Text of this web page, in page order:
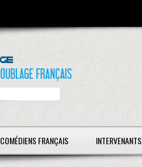
COMÉDIENS FRANÇAIS INTERVENANTS